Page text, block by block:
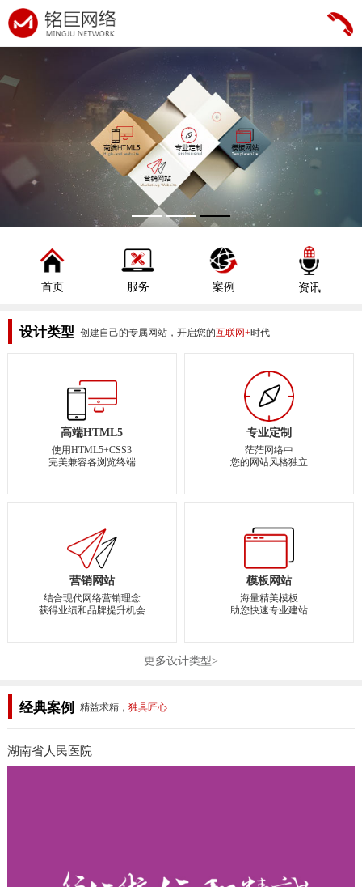
首页 服务 案例 资讯
设计类型 创建自己的专属网站，开启您的互联网+时代
高端HTML5
使用HTML5+CSS3
完美兼容各浏览终端
专业定制
茫茫网络中
您的网站风格独立
营销网站
结合现代网络营销理念
获得业绩和品牌提升机会
模板网站
海量精美模板
助您快速专业建站
更多设计类型>
经典案例 精益求精， 独具匠心
湖南省人民医院